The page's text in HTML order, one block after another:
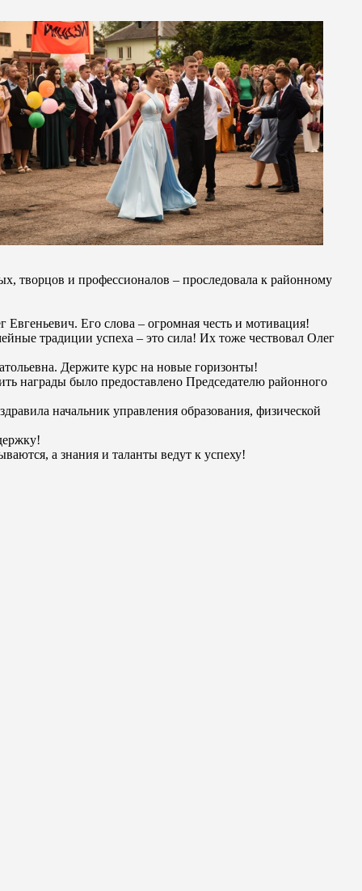
творцов и профессионалов – проследовала к районному
Его слова – огромная честь и мотивация!
традиции успеха – это сила! Их тоже чествовал Олег
Держите курс на новые горизонты!
награды было предоставлено Председателю районного
начальник управления образования, физической
а знания и таланты ведут к успеху!